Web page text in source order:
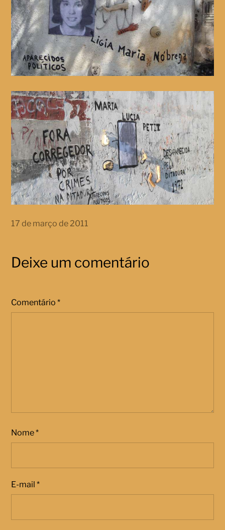
17 de março de 2011
Deixe um comentário
Comentário*
Nome*
E-mail*